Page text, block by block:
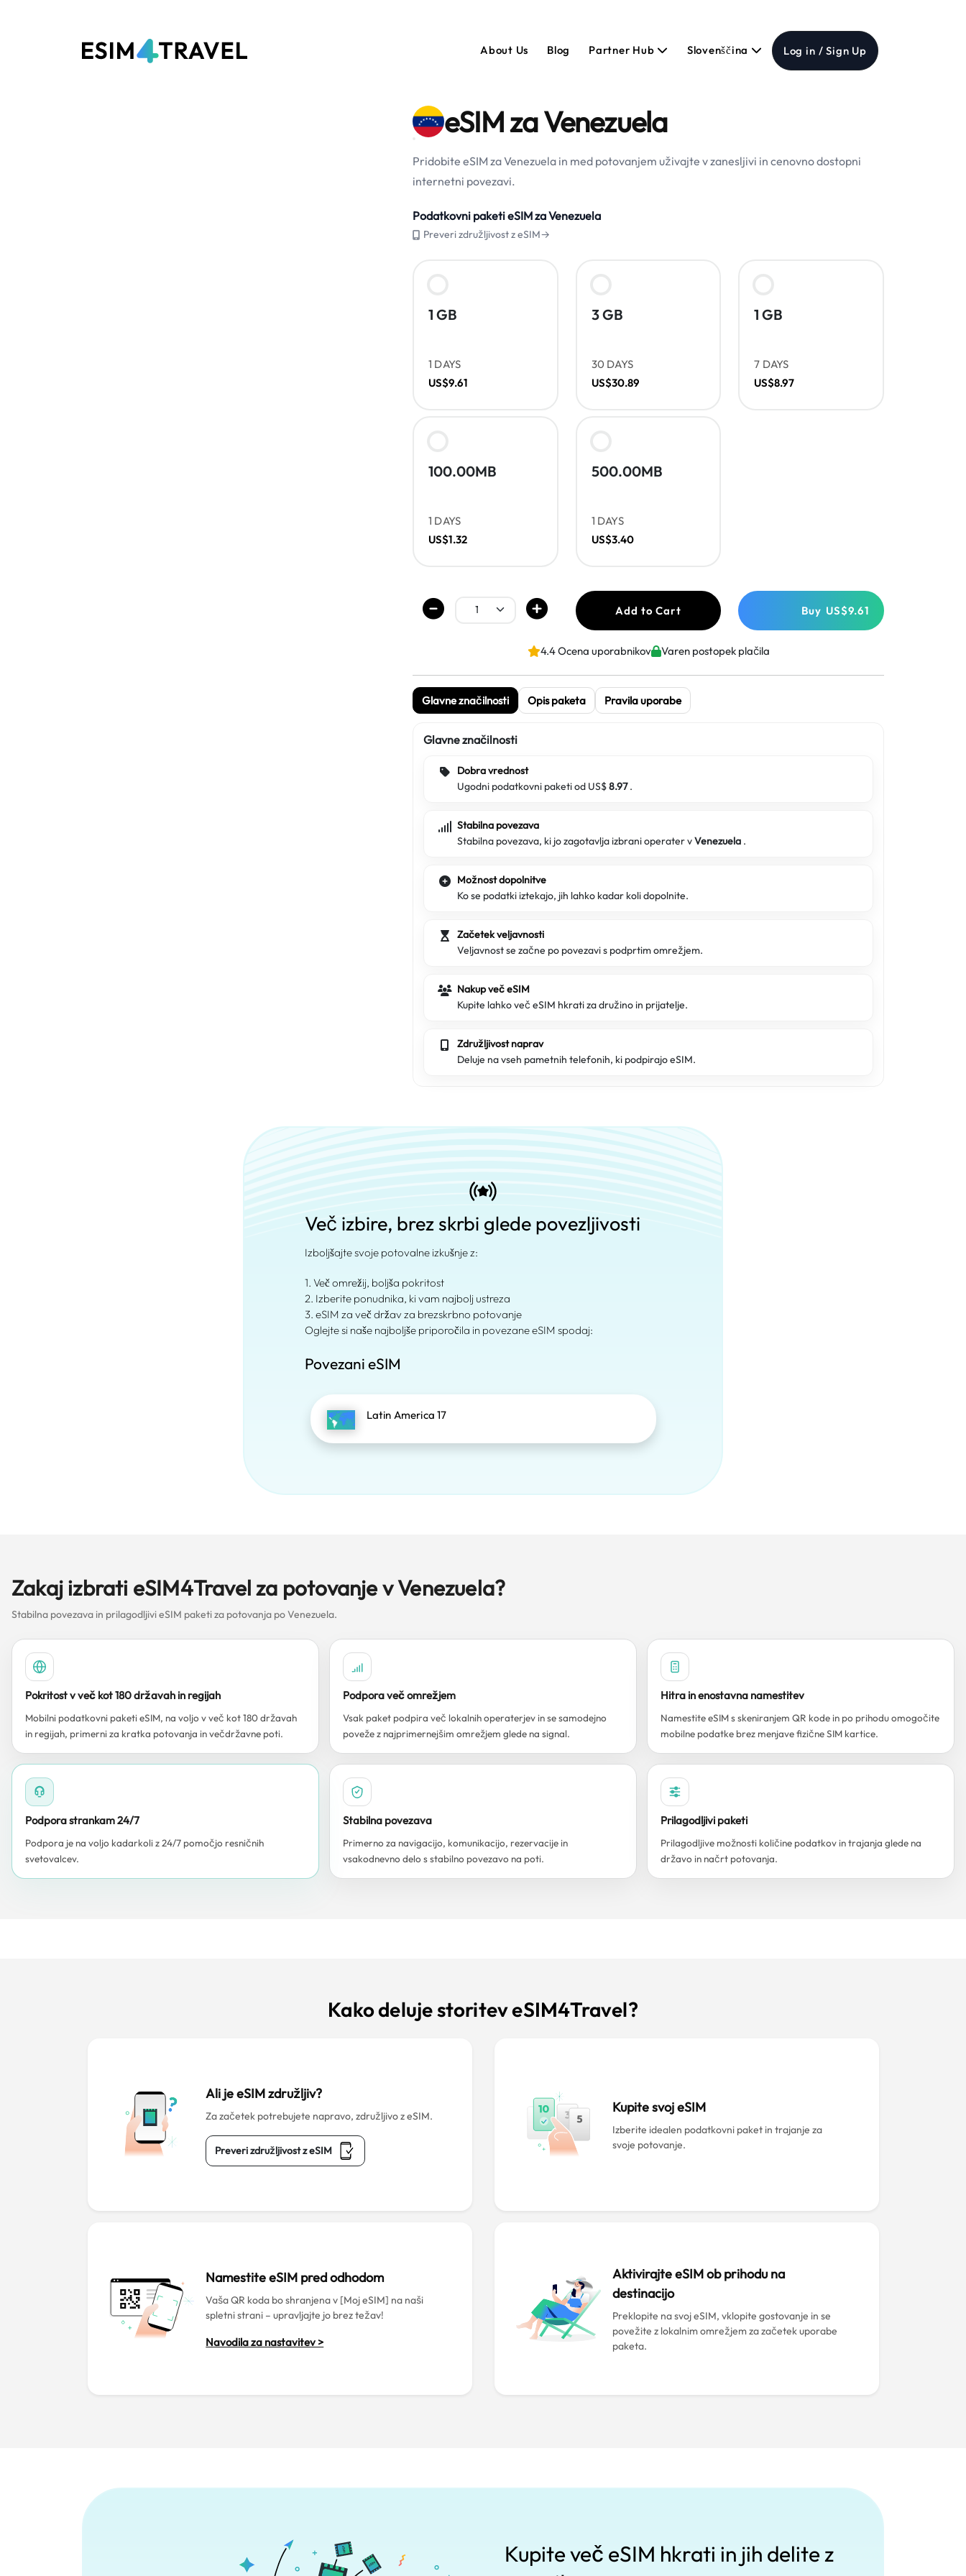
About Us Blog Partner Hub Slovenščina Log in / Sign Up
eSIM za Venezuela
Pridobite eSIM za Venezuela in med potovanjem uživajte v zanesljivi in cenovno dostopni
internetni povezavi.
Podatkovni paketi eSIM za Venezuela
Preveri združljivost z eSIM→
1 GB
1 DAYS
US$9.61
3 GB
30 DAYS
US$30.89
1 GB
7 DAYS
US$8.97
100.00MB
1 DAYS
US$1.32
500.00MB
1 DAYS
US$3.40
Add to Cart Buy US$9.61
4.4 Ocena uporabnikov Varen postopek plačila
Glavne značilnosti Opis paketa Pravila uporabe
Glavne značilnosti
Dobra vrednost
Ugodni podatkovni paketi od US$8.97.
Stabilna povezava
Stabilna povezava, ki jo zagotavlja izbrani operater vVenezuela .
Možnost dopolnitve
Ko se podatki iztekajo, jih lahko kadar koli dopolnite.
Začetek veljavnosti
Veljavnost se začne po povezavi s podprtim omrežjem.
Nakup več eSIM
Kupite lahko več eSIM hkrati za družino in prijatelje.
Združljivost naprav
Deluje na vseh pametnih telefonih, ki podpirajo eSIM.
Več izbire, brez skrbi glede povezljivosti
Izboljšajte svoje potovalne izkušnje z:
1. Več omrežij, boljša pokritost
2. Izberite ponudnika, ki vam najbolj ustreza
3. eSIM za več držav za brezskrbno potovanje
Oglejte si naše najboljše priporočila in povezane eSIM spodaj:
Povezani eSIM
Latin America 17
Zakaj izbrati eSIM4Travel za potovanje v Venezuela?
Stabilna povezava in prilagodljivi eSIM paketi za potovanja po Venezuela.
Pokritost v več kot 180 državah in regijah
Mobilni podatkovni paketi eSIM, na voljo v več kot 180 državah
in regijah, primerni za kratka potovanja in večdržavne poti.
Podpora več omrežjem
Vsak paket podpira več lokalnih operaterjev in se samodejno
poveže z najprimernejšim omrežjem glede na signal.
Hitra in enostavna namestitev
Namestite eSIM s skeniranjem QR kode in po prihodu omogočite
mobilne podatke brez menjave fizične SIM kartice.
Podpora strankam 24/7
Podpora je na voljo kadarkoli z 24/7 pomočjo resničnih
svetovalcev.
Stabilna povezava
Primerno za navigacijo, komunikacijo, rezervacije in
vsakodnevno delo s stabilno povezavo na poti.
Prilagodljivi paketi
Prilagodljive možnosti količine podatkov in trajanja glede na
državo in načrt potovanja.
Kako deluje storitev eSIM4Travel?
Ali je eSIM združljiv?
Za začetek potrebujete napravo, združljivo z eSIM.
Preveri združljivost z eSIM
Kupite svoj eSIM
Izberite idealen podatkovni paket in trajanje za
svoje potovanje.
Namestite eSIM pred odhodom
Vaša QR koda bo shranjena v [Moj eSIM] na naši
spletni strani – upravljajte jo brez težav!
Navodila za nastavitev >
Aktivirajte eSIM ob prihodu na
destinacijo
Preklopite na svoj eSIM, vklopite gostovanje in se
povežite z lokalnim omrežjem za začetek uporabe
paketa.
Kupite več eSIM hkrati in jih delite z